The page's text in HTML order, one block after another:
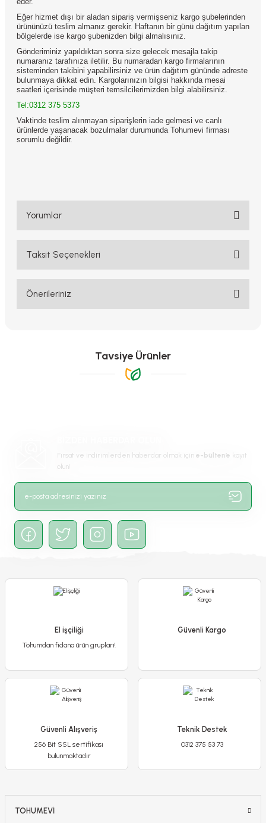
Eğer hizmet dışı bir aladan sipariş vermişseniz kargo şubelerinden
ürününüzü teslim almanız gerekir. Haftanın bir günü dağıtım yapılan
bölgelerde ise kargo şubenizden bilgi almalısınız.
Gönderiminiz yapıldıktan sonra size gelecek mesajla takip
numaranız tarafınıza iletilir. Bu numaradan kargo firmalarının
sisteminden takibini yapabilirsiniz ve ürün dağıtım gününde adreste
bulunmaya dikkat edin. Kargolarınızın bilgisi hakkında mesai
saatleri içerisinde müşteri temsilcilerimizden bilgi alabilirsiniz.
Tel:0312 375 5373
Vaktinde teslim alınmayan siparişlerin iade gelmesi ve canlı
ürünlerde yaşanacak bozulmalar durumunda Tohumevi firması
sorumlu değildir.
Yorumlar
Bu ürüne ilk yorumu siz yapın!
Taksit Seçenekleri
Önerileriniz
Görüş ve önerileriniz için teşekkür ederiz.
Ürün resmi kalitesiz, bozuk veya görüntülenemiyor.
Gönder
Tavsiye Ürünler
65,00 TL
Sepete Ekle
Fırsat ve indirimlerden haberdar olmak için e-bülten’e kayıt
olun!
El işçiliği
Tohumdan fidana ürün grupları!
Güvenli Kargo
Güvenli Alışveriş
256 Bit SSL sertifikası
bulunmaktadır
Teknik Destek
0312 375 53 73
TOHUMEVİ